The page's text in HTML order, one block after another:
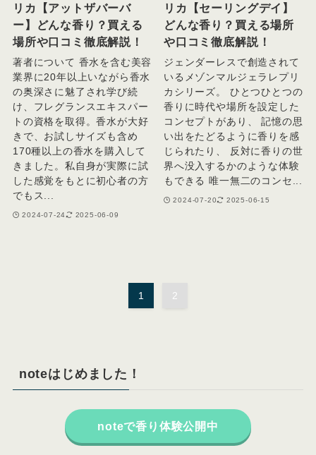
リカ【アットザバーバ
ー】どんな香り？買える
場所や口コミ徹底解説！
著者について 香水を含む美容
業界に20年以上いながら香水
の奥深さに魅了され学び続
け、フレグランスエキスパー
トの資格を取得。香水が大好
きで、お試しサイズも含め
170種以上の香水を購入して
きました。私自身が実際に試
した感覚をもとに初心者の方
でもス...
2024-07-24 2025-06-09
リカ【セーリングデイ】
どんな香り？買える場所
や口コミ徹底解説！
ジェンダーレスで創造されて
いるメゾンマルジェラレプリ
カシリーズ。 ひとつひとつの
香りに時代や場所を設定した
コンセプトがあり、 記憶の思
い出をたどるように香りを感
じられたり、 反対に香りの世
界へ没入するかのような体験
もできる 唯一無二のコンセ...
2024-07-20 2025-06-15
1 2
noteはじめました！
noteで香り体験公開中